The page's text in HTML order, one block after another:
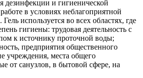
дезинфекции и гигиенической
в условиях неблагоприятной
используется во всех областях, где
гигиены: трудовая деятельность с
к источнику проточной воды;
предприятия общественного
учреждения, места общего
от санузлов, в бытовой сфере, на